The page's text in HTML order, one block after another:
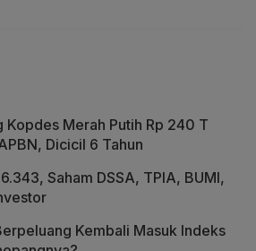
Kopdes Merah Putih Rp 240 T
Dicicil 6 Tahun
Saham DSSA, TPIA, BUMI,
Kembali Masuk Indeks